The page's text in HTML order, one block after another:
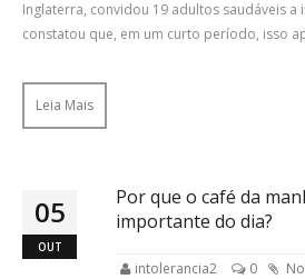
Inglaterra, convidou 19 adultos saudáveis a
constatou que, em um curto período, isso
Leia Mais
05
OUT
Por que o café da
importante do dia?
intolerancia2 0